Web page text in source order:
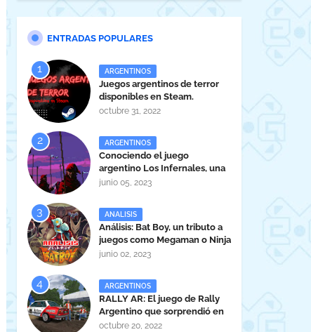
ENTRADAS POPULARES
ARGENTINOS
Juegos argentinos de terror
disponibles en Steam.
octubre 31, 2022
ARGENTINOS
Conociendo el juego
argentino Los Infernales, una
maravilla tucumana
junio 05, 2023
ANALISIS
Análisis: Bat Boy, un tributo a
juegos como Megaman o Ninja
Gaiden
junio 02, 2023
ARGENTINOS
RALLY AR: El juego de Rally
Argentino que sorprendió en
la EVA 2022.
octubre 20, 2022